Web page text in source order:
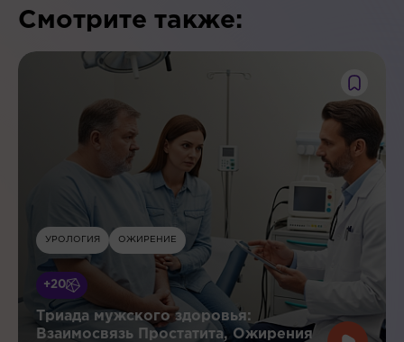
Смотрите также:
УРОЛОГИЯ ОЖИРЕНИЕ
+20
Триада мужского здоровья:
Взаимосвязь Простатита, Ожирения